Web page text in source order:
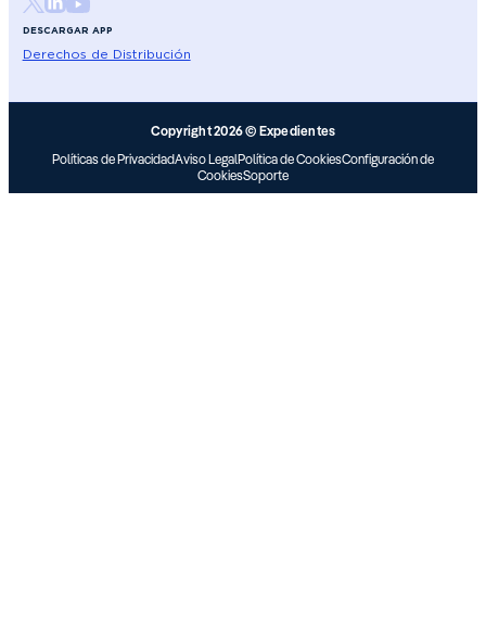
DESCARGAR APP
Derechos de Distribución
Copyright 2026 © Expedientes
Políticas de PrivacidadAviso LegalPolítica de CookiesConfiguración de
CookiesSoporte